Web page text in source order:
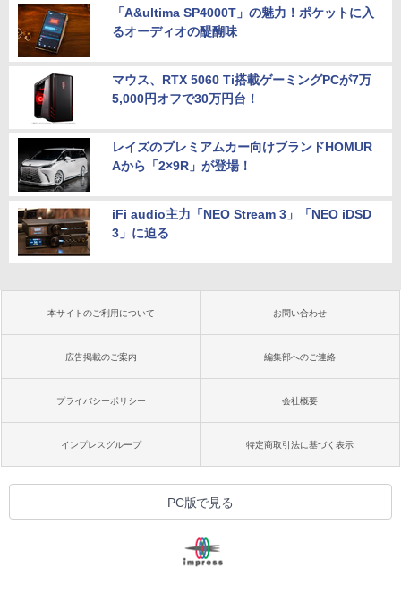
「A&ultima SP4000T」の魅力！ポケットに入
るオーディオの醍醐味
マウス、RTX 5060 Ti搭載ゲーミングPCが7万
5,000円オフで30万円台！
レイズのプレミアムカー向けブランドHOMUR
Aから「2×9R」が登場！
iFi audio主力「NEO Stream 3」「NEO iDSD
3」に迫る
本サイトのご利用について お問い合わせ
広告掲載のご案内 編集部へのご連絡
プライバシーポリシー 会社概要
インプレスグループ 特定商取引法に基づく表示
PC版で見る